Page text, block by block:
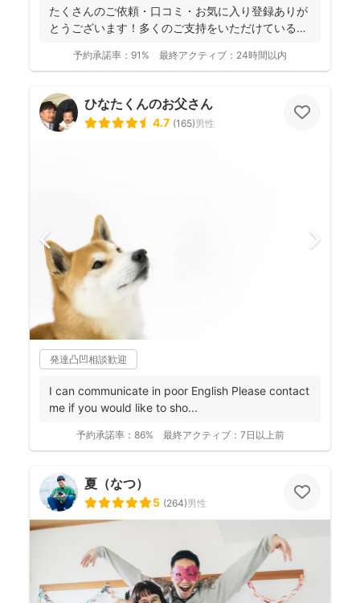
たくさんのご依頼・口コミ・お気に入り登録ありが
とうございます！多くのご支持をいただけているこ
予約承諾率： 91% 最終アクティブ： 24時間以内
ひなたくんのお父さん
4.7 (165)男性
発達凸凹相談歓迎
I can communicate in poor English Please contact
me if you would like to sho...
予約承諾率： 86% 最終アクティブ： 7日以上前
夏（なつ）
5 (264)男性